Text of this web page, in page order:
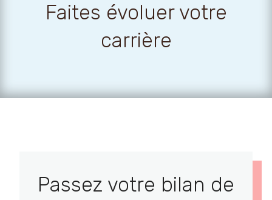
Faites évoluer votre
carrière
Passez votre bilan de